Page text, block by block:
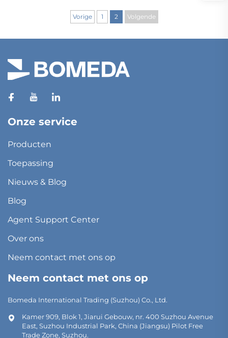
Vorige 1 2 Volgende
Onze service
Producten
Toepassing
Nieuws & Blog
Blog
Agent Support Center
Over ons
Neem contact met ons op
Neem contact met ons op
Bomeda International Trading (Suzhou) Co., Ltd.
Kamer 909, Blok 1, Jiarui Gebouw, nr. 400 Suzhou Avenue
East, Suzhou Industrial Park, China (Jiangsu) Pilot Free
Trade Zone, Suzhou.